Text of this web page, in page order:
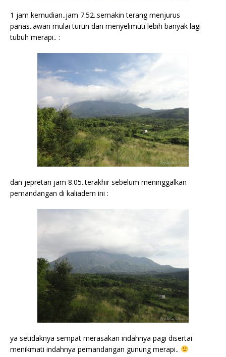
1 jam kemudian..jam 7.52..semakin terang menjurus
panas..awan mulai turun dan menyelimuti lebih banyak lagi
tubuh merapi.. :
dan jepretan jam 8.05..terakhir sebelum meninggalkan
pemandangan di kaliadem ini :
ya setidaknya sempat merasakan indahnya pagi disertai
menikmati indahnya pemandangan gunung merapi..